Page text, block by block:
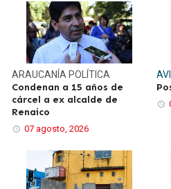
ARAUCANÍA POLÍTICA
Condenan a 15 años de
cárcel a ex alcalde de
Renaico
07 agosto, 2026